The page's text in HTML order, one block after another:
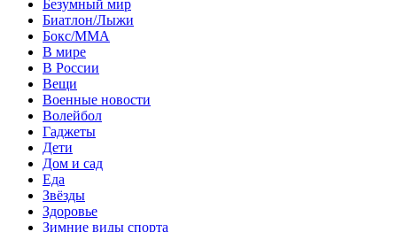
Безумный мир
Биатлон/Лыжи
Бокс/MMA
В мире
В России
Вещи
Военные новости
Волейбол
Гаджеты
Дети
Дом и сад
Еда
Звёзды
Здоровье
Зимние виды спорта